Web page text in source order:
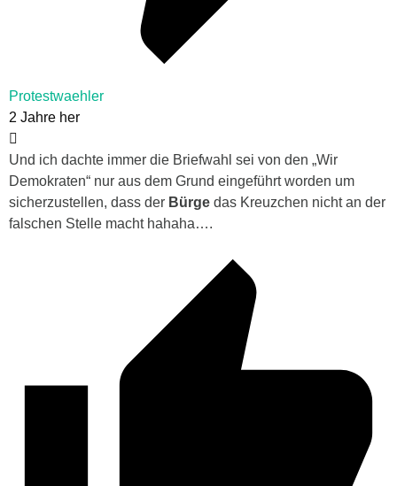
Protestwaehler
2 Jahre her
Und ich dachte immer die Briefwahl sei von den „Wir
Demokraten“ nur aus dem Grund eingeführt worden um
sicherzustellen, dass der Bürge das Kreuzchen nicht an der
falschen Stelle macht hahaha….